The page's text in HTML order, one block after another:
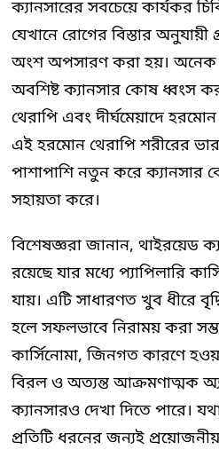
ক্যানসারের সবচেয়ে কার্যকর
যেখানে রোগের বিস্তার
অংশ অপসারণ করা হয়। অনেক
অবশিষ্ট ক্যানসার কোষ ধ্বংস
থেরাপি এবং দীর্ঘমেয়াদে
এই হরমোন থেরাপি শরীরের
পাশাপাশি নতুন করে ক্যানসার
সহায়তা করে।
বিশেষজ্ঞরা জানান, থাইরয়েড
রয়েছে যার মধ্যে প্যাপিলারি
যায়। এটি সাধারণত খুব ধীরে
হলে সফলভাবে নিরাময় করা
কার্সিনোমা, জিনগত কারণে
বিরল ও অত্যন্ত আক্রমণাত্মক
ক্যানসারও দেখা দিতে পারে।
প্রতিটি ধরনের জন্যই প্রয়োজনীয়